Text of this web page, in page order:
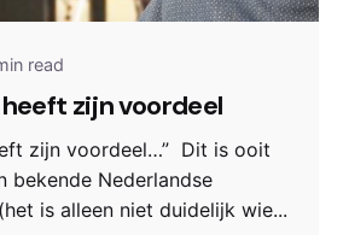
read
zijn voordeel
zijn voordeel…” Dit is ooit
bekende Nederlandse
is alleen niet duidelijk wie...